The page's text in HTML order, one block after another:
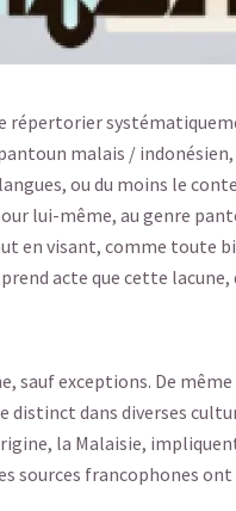
malais /
ou du moins le
lui-même, au genre
en visant, comme
acte que cette
sauf exceptions. De
dans diverses
la Malaisie,
sources francophones